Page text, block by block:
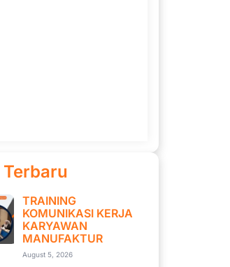
TRAINING
KOMUNIKASI KERJA
KARYAWAN
MANUFAKTUR
August 5, 2026